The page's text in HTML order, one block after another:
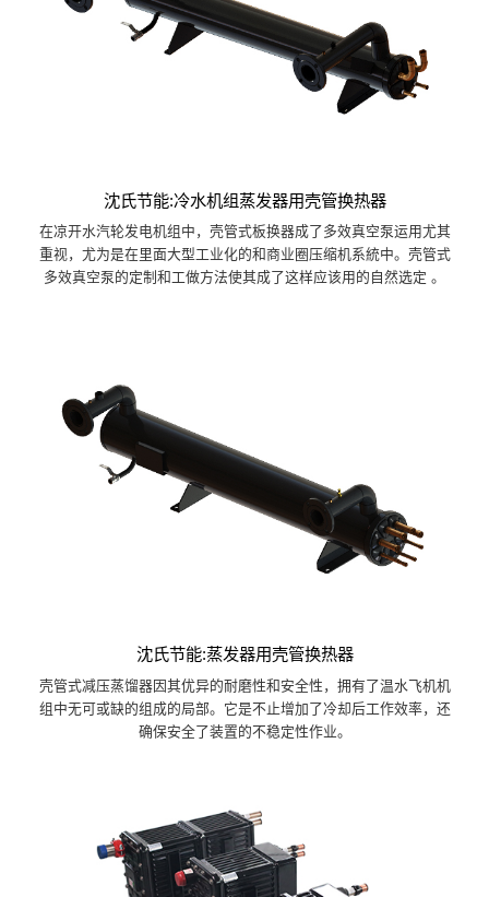
沈氏节能:冷水机组蒸发器用壳管换热器
在凉开水汽轮发电机组中，壳管式板换器成了多效真空泵运用尤其
重视，尤为是在里面大型工业化的和商业圈压缩机系統中。壳管式
多效真空泵的定制和工做方法使其成了这样应该用的自然选定 。
沈氏节能:蒸发器用壳管换热器
壳管式减压蒸馏器因其优异的耐磨性和安全性，拥有了温水飞机机
组中无可或缺的组成的局部。它是不止增加了冷却后工作效率，还
确保安全了装置的不稳定性作业。